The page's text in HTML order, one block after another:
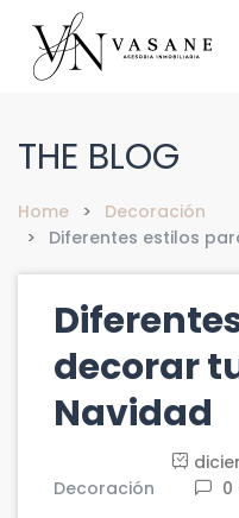
THE BLOG
Home
Decoración
Diferentes estilos
decorar
Navidad
Decoración
0